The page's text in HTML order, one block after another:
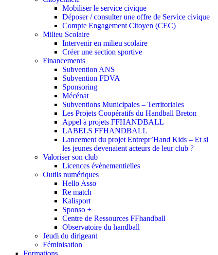
Mobiliser le service civique
Déposer / consulter une offre de Service civique
Compte Engagement Citoyen (CEC)
Milieu Scolaire
Intervenir en milieu scolaire
Créer une section sportive
Financements
Subvention ANS
Subvention FDVA
Sponsoring
Mécénat
Subventions Municipales – Territoriales
Les Projets Coopératifs du Handball Breton
Appel à projets FFHANDBALL
LABELS FFHANDBALL
Lancement du projet Entrepr’Hand Kids – Et si
les jeunes devenaient acteurs de leur club ?
Valoriser son club
Licences évènementielles
Outils numériques
Hello Asso
Re match
Kalisport
Sponso +
Centre de Ressources FFhandball
Observatoire du handball
Jeudi du dirigeant
Féminisation